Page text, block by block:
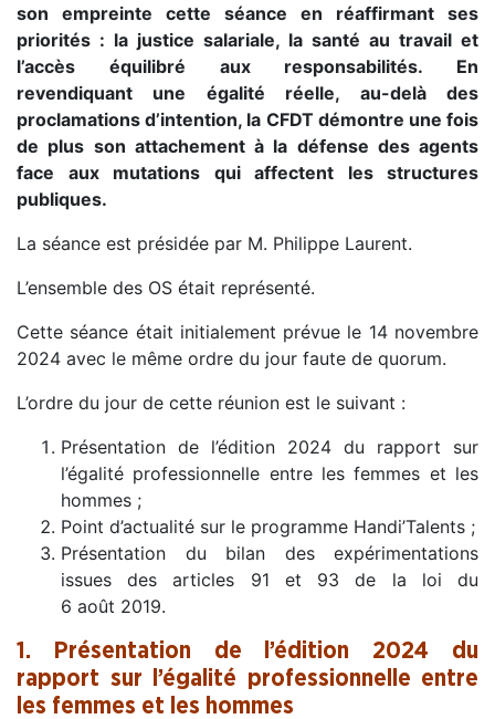
son empreinte cette séance en réaffirmant ses
priorités : la justice salariale, la santé au travail et
l’accès équilibré aux responsabilités. En
revendiquant une égalité réelle, au-delà des
proclamations d’intention, la CFDT démontre une fois
de plus son attachement à la défense des agents
face aux mutations qui affectent les structures
publiques.
La séance est présidée par M. Philippe Laurent.
L’ensemble des OS était représenté.
Cette séance était initialement prévue le 14 novembre
2024 avec le même ordre du jour faute de quorum.
L’ordre du jour de cette réunion est le suivant :
Présentation de l’édition 2024 du rapport sur
l’égalité professionnelle entre les femmes et les
hommes ;
Point d’actualité sur le programme Handi’Talents ;
Présentation du bilan des expérimentations
issues des articles 91 et 93 de la loi du
6 août 2019.
1. Présentation de l’édition 2024 du
rapport sur l’égalité professionnelle entre
les femmes et les hommes